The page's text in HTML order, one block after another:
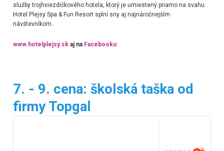
služby trojhviezdičkového hotela, ktorý je umiestený priamo na svahu.
Hotel Plejsy Spa & Fun Resort splní sny aj najnáročnejším
návštevníkom.
www.hotelplejsy.skaj na Facebooku
7. - 9. cena: školská taška od
firmy Topgal